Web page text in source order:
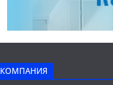
КОМПАНИЯ